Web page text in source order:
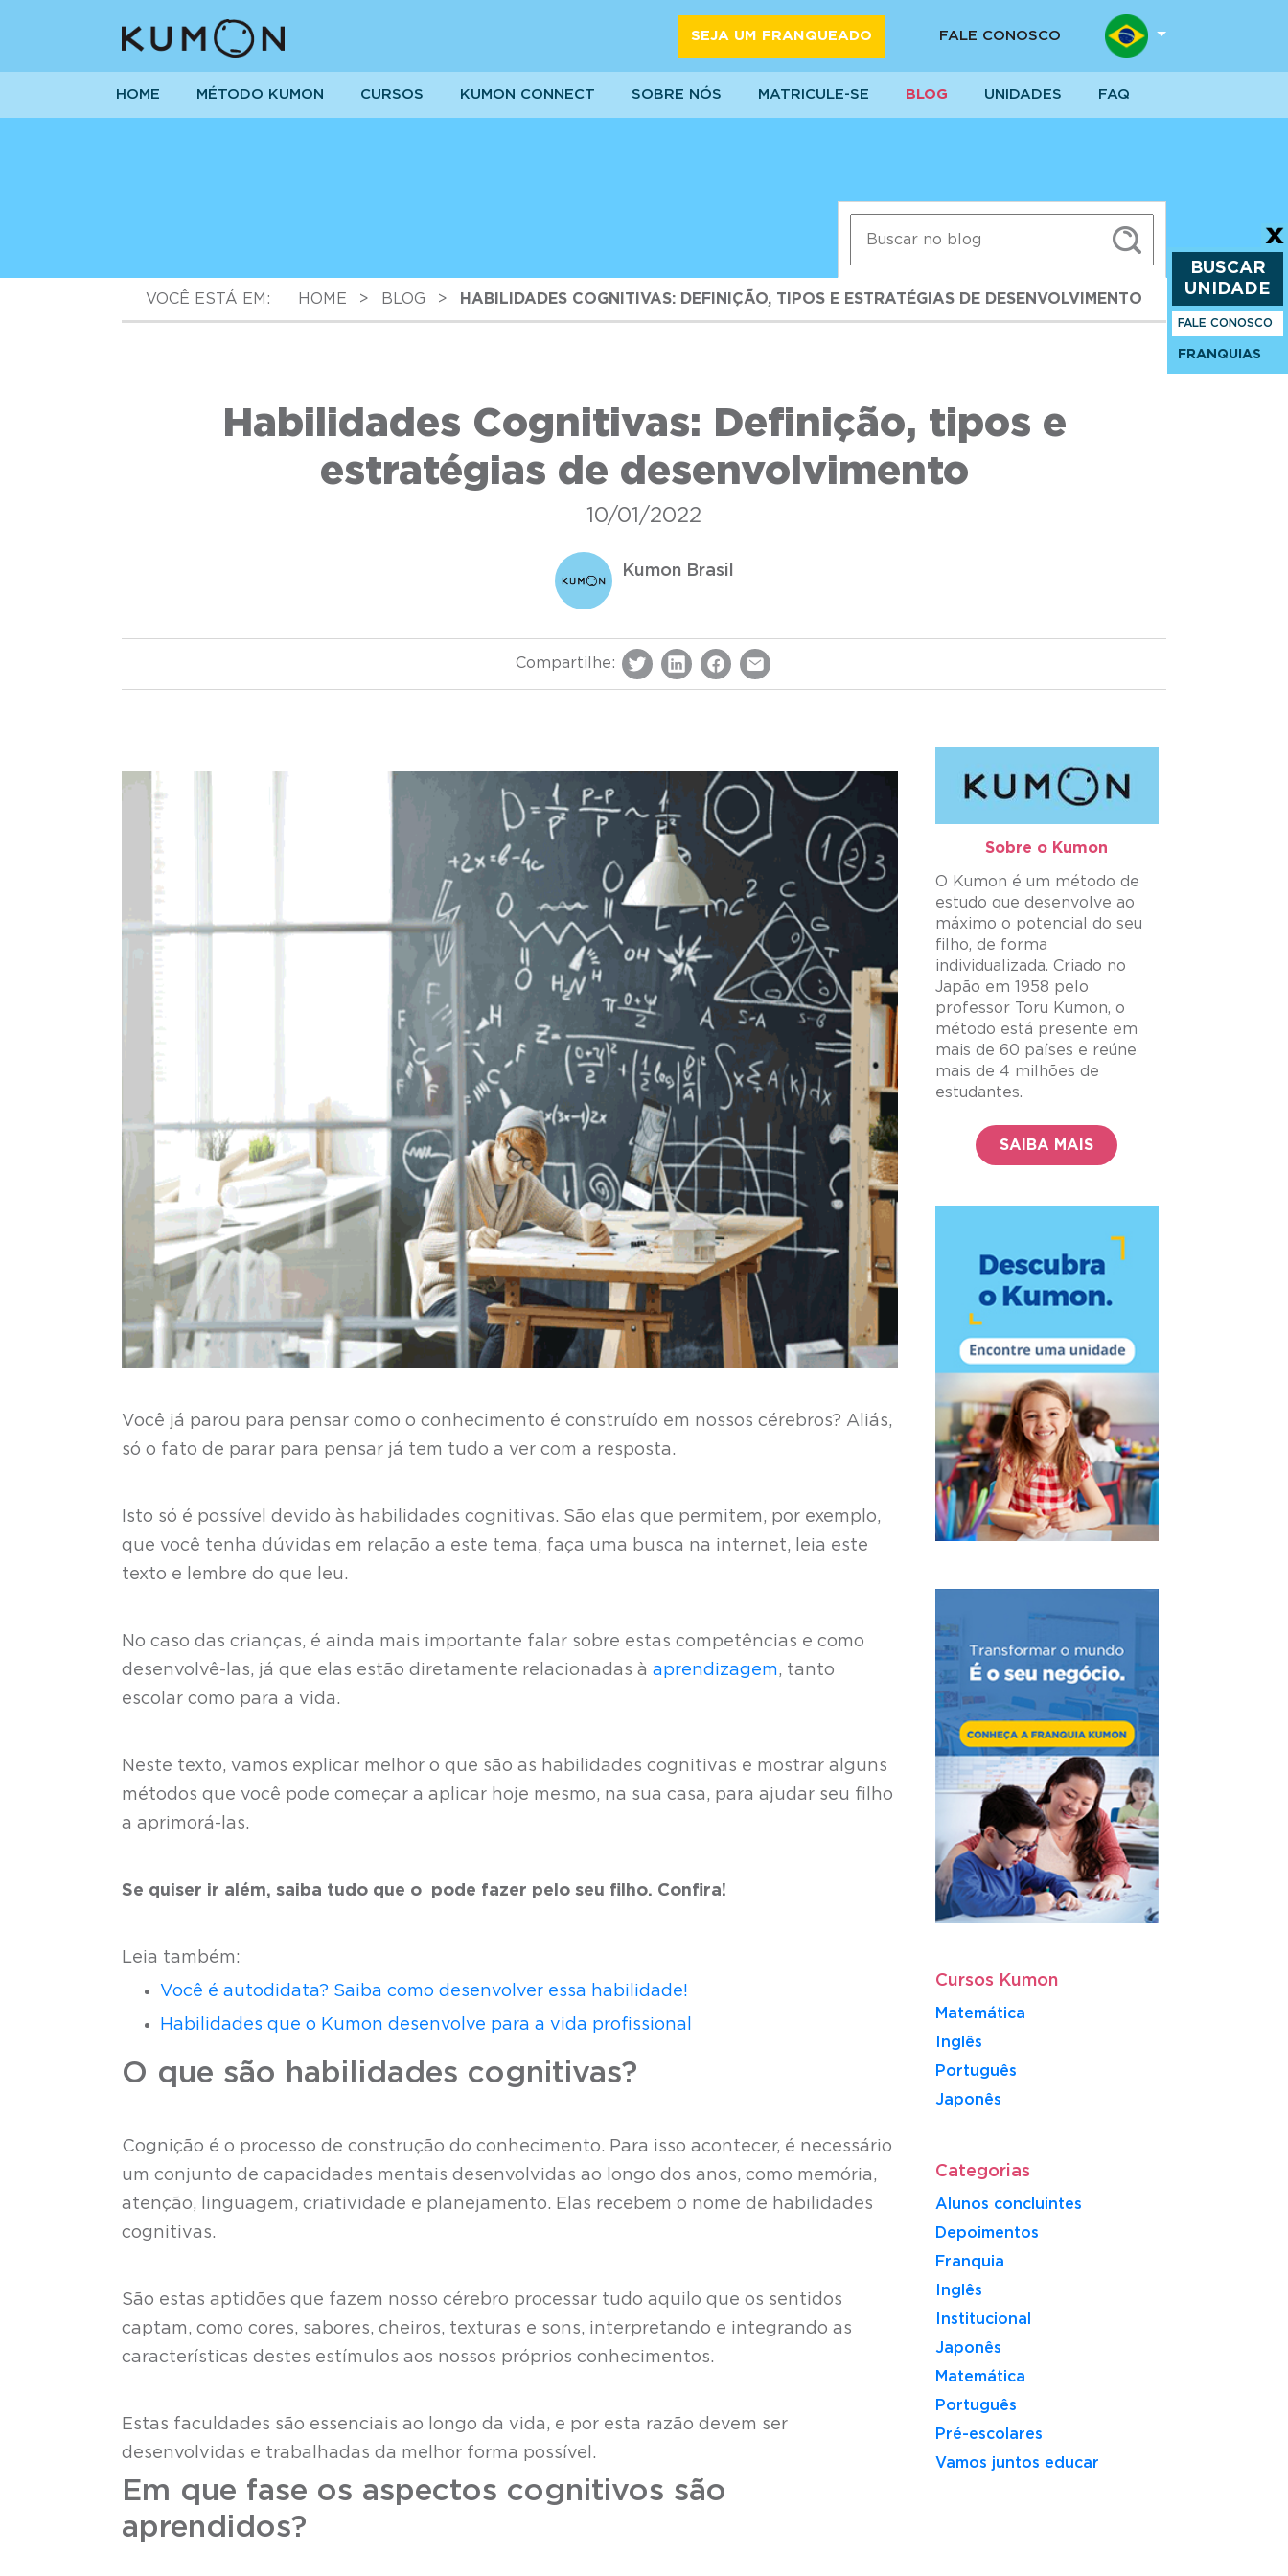
SEJA UM FRANQUEADO FALE CONOSCO
HOME MÉTODO KUMON CURSOS KUMON CONNECT SOBRE NÓS MATRICULE-SE BLOG UNIDADES FAQ
VOCÊ ESTÁ EM: HOME > BLOG > HABILIDADES COGNITIVAS: DEFINIÇÃO, TIPOS E ESTRATÉGIAS DE DESENVOLVIMENTO
Habilidades Cognitivas: Definição, tipos e
estratégias de desenvolvimento
10/01/2022
Kumon Brasil
Compartilhe:
Você já parou para pensar como o conhecimento é construído em nossos cérebros? Aliás,
só o fato de parar para pensar já tem tudo a ver com a resposta.
Isto só é possível devido às habilidades cognitivas. São elas que permitem, por exemplo,
que você tenha dúvidas em relação a este tema, faça uma busca na internet, leia este
texto e lembre do que leu.
No caso das crianças, é ainda mais importante falar sobre estas competências e como
desenvolvê-las, já que elas estão diretamente relacionadas à aprendizagem, tanto
escolar como para a vida.
Neste texto, vamos explicar melhor o que são as habilidades cognitivas e mostrar alguns
métodos que você pode começar a aplicar hoje mesmo, na sua casa, para ajudar seu filho
a aprimorá-las.
Se quiser ir além, saiba tudo que o pode fazer pelo seu filho. Confira!
Leia também:
Você é autodidata? Saiba como desenvolver essa habilidade!
Habilidades que o Kumon desenvolve para a vida profissional
O que são habilidades cognitivas?
Cognição é o processo de construção do conhecimento. Para isso acontecer, é necessário
um conjunto de capacidades mentais desenvolvidas ao longo dos anos, como memória,
atenção, linguagem, criatividade e planejamento. Elas recebem o nome de habilidades
cognitivas.
São estas aptidões que fazem nosso cérebro processar tudo aquilo que os sentidos
captam, como cores, sabores, cheiros, texturas e sons, interpretando e integrando as
características destes estímulos aos nossos próprios conhecimentos.
Estas faculdades são essenciais ao longo da vida, e por esta razão devem ser
desenvolvidas e trabalhadas da melhor forma possível.
Em que fase os aspectos cognitivos são
aprendidos?
Sobre o Kumon​
O Kumon é um método de
estudo que desenvolve ao
máximo o potencial do seu
filho, de forma
individualizada. Criado no
Japão em 1958 pelo
professor Toru Kumon, o
método está presente em
mais de 60 países e reúne
mais de 4 milhões de
estudantes.
SAIBA MAIS
Cursos Kumon
Matemática
Inglês
Português
​Japonês
Categorias
Alunos concluintes
Depoimentos
Franquia
Inglês
Institucional
Japonês
Matemática
Português
Pré-escolares
Vamos juntos educar
BUSCAR
UNIDADE
FALE CONOSCO
FRANQUIAS